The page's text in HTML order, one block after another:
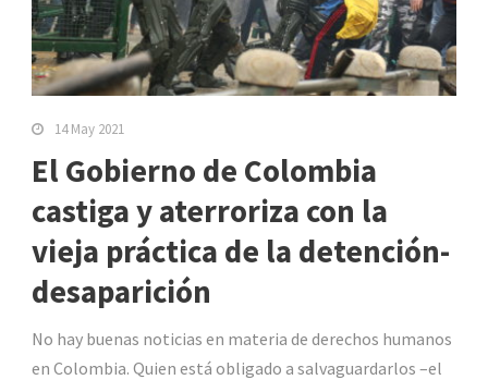
14 May 2021
El Gobierno de Colombia
castiga y aterroriza con la
vieja práctica de la detención-
desaparición
No hay buenas noticias en materia de derechos humanos
en Colombia. Quien está obligado a salvaguardarlos –el